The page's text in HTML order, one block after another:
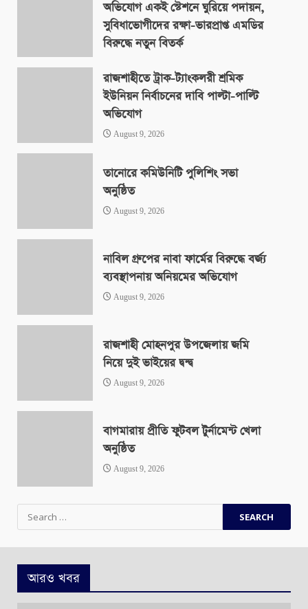
অভিযোগ একই স্টেশনে ঘুরিয়ে পদায়ন,
সুবিধাভোগীদের রক্ষা-ভারপ্রাপ্ত এমডির
বিরুদ্ধে নতুন বিতর্ক
রাজশাহীতে ট্রাক-ট্যাংকলরী শ্রমিক
ইউনিয়ন নির্বাচনের দাবি পাল্টা-পাল্টি
অভিযোগ
August 9, 2026
তানোরে কমিউনিটি পুলিশিং সভা
অনুষ্ঠিত
August 9, 2026
নাবিল গ্রুপের নাবা ফার্মের বিরুদ্ধে বর্জ্য
ব্যবস্থাপনায় অনিয়মের অভিযোগ
August 9, 2026
রাজশাহী মোহনপুর উপজেলায় জমি
নিয়ে দুই ভাইয়ের দ্বন্দ্ব
August 9, 2026
বাগমারায় প্রীতি ফুটবল টুর্নামেন্ট খেলা
অনুষ্ঠিত
August 9, 2026
Search
for:
আরও খবর